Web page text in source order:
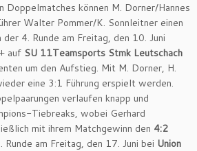
Doppelmatches können M. Dorner/Hannes
Walter Pommer/K. Sonnleitner einen
der 4. Runde am Freitag, den 10. Juni
auf SU 11Teamsports Stmk Leutschach
um den Aufstieg. Mit M. Dorner, H.
eine 3:1 Führung erspielt werden.
verlaufen knapp und
Tiebreaks, wobei Gerhard
mit ihrem Matchgewinn den 4:2
Runde am Freitag, den 17. Juni bei Union